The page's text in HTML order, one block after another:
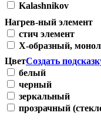
Kalashnikov
Нагрев-ный элемент
стич элемент
Х-образный,
ЦветСоздать
белый
черный
зеркальный
прозрачный